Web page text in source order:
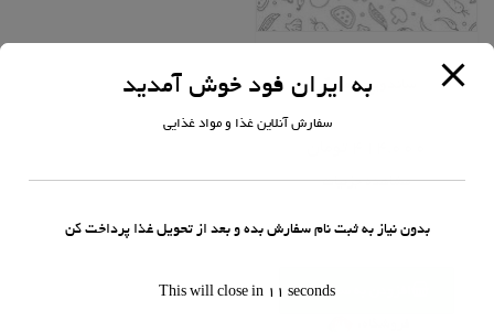
ساندویچ همبرگر
مشاهده جزئیات
همبرگر
افزودن به سبد خرید
به ایران فود خوش آمدید
سفارش آنلاین غذا و مواد غذایی
بدون نیاز به ثبت نام سفارش بده و بعد از تحویل غذا پرداخت کن
This will close in 11 seconds